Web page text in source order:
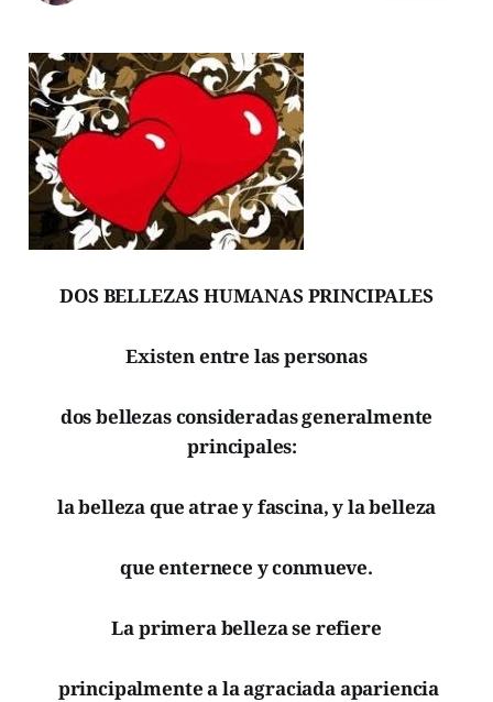
DOS BELLEZAS HUMANAS PRINCIPALES
Existen entre las personas
dos bellezas consideradas generalmente
principales:
la belleza que atrae y fascina, y la belleza
que enternece y conmueve.
La primera belleza se refiere
principalmente a la agraciada apariencia